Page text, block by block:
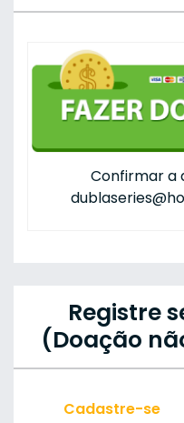
Confirmar a
Registre
(Doação
Cadastre-se